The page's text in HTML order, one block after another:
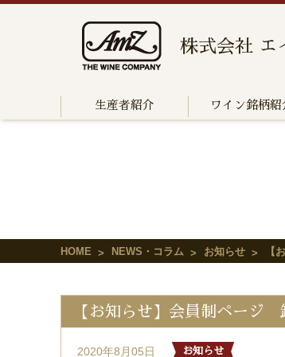
株式会社 エ
生産者紹介 ワイン銘柄紹
HOME NEWS・コラム お知らせ 【
【お知らせ】会員制ページ
2020年8月05日 お知らせ